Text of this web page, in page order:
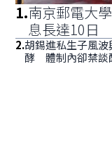
1.南京郵電大
息長達10日
2.胡錫進私生子風
酵 體制內卻禁談